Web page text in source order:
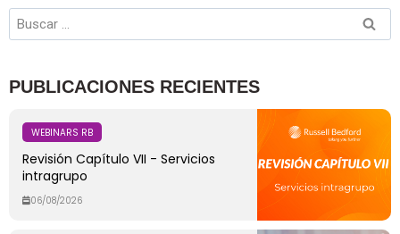
PUBLICACIONES RECIENTES
WEBINARS RB
Revisión Capítulo VII - Servicios
intragrupo
06/08/2026